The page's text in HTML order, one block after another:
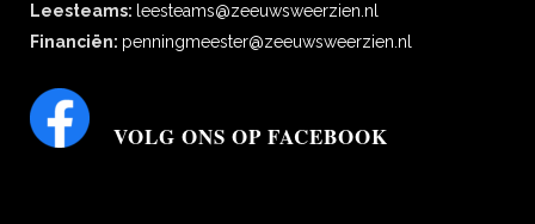
Leesteams: leesteams@zeeuwsweerzien.nl
Financiën: penningmeester@zeeuwsweerzien.nl
VOLG ONS OP FACEBOOK